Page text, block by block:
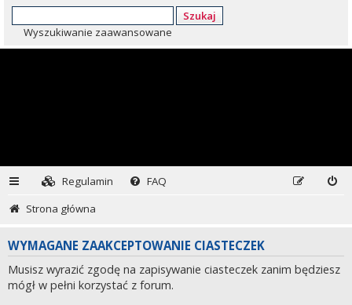
Szukaj
Wyszukiwanie zaawansowane
Regulamin
FAQ
Strona główna
WYMAGANE ZAAKCEPTOWANIE CIASTECZEK
Musisz wyrazić zgodę na zapisywanie ciasteczek zanim będziesz
mógł w pełni korzystać z forum.